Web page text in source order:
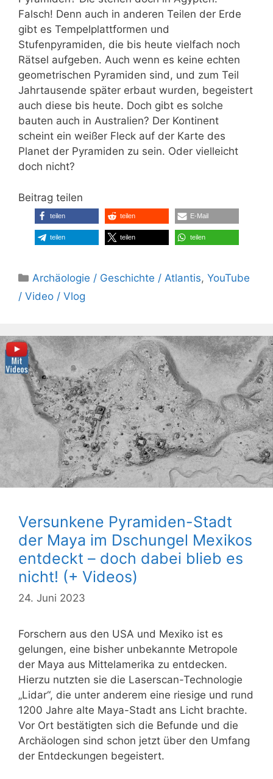
Falsch! Denn auch in anderen Teilen der Erde
gibt es Tempelplattformen und
Stufenpyramiden, die bis heute vielfach noch
Rätsel aufgeben. Auch wenn es keine echten
geometrischen Pyramiden sind, und zum Teil
Jahrtausende später erbaut wurden, begeistert
auch diese bis heute. Doch gibt es solche
bauten auch in Australien? Der Kontinent
scheint ein weißer Fleck auf der Karte des
Planet der Pyramiden zu sein. Oder vielleicht
doch nicht?
Beitrag teilen
teilen teilen E-Mail
teilen teilen teilen
Kategorien
Archäologie / Geschichte / Atlantis,YouTube
/ Video / Vlog
Versunkene Pyramiden-Stadt
der Maya im Dschungel Mexikos
entdeckt – doch dabei blieb es
nicht! (+ Videos)
24. Juni 2023
Forschern aus den USA und Mexiko ist es
gelungen, eine bisher unbekannte Metropole
der Maya aus Mittelamerika zu entdecken.
Hierzu nutzten sie die Laserscan-Technologie
„Lidar“, die unter anderem eine riesige und rund
1200 Jahre alte Maya-Stadt ans Licht brachte.
Vor Ort bestätigten sich die Befunde und die
Archäologen sind schon jetzt über den Umfang
der Entdeckungen begeistert.